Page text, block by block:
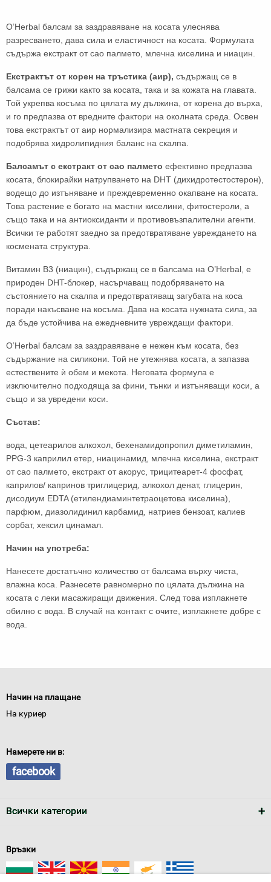
O’Herbal балсам за заздравяване на косата улеснява
разресването, дава сила и еластичност на косата. Формулата
съдържа екстракт от сао палмето, млечна киселина и ниацин.
Екстрактът от корен на тръстика (аир), съдържащ се в
балсама се грижи както за косата, така и за кожата на главата.
Той укрепва косъма по цялата му дължина, от корена до върха,
и го предпазва от вредните фактори на околната среда. Освен
това екстрактът от аир нормализира мастната секреция и
подобрява хидролипидния баланс на скалпа.
Балсамът с екстракт от сао палмето ефективно предпазва
косата, блокирайки натрупването на DHT (дихидротестостерон),
водещо до изтъняване и преждевременно окапване на косата.
Това растение е богато на мастни киселини, фитостероли, а
също така и на антиоксиданти и противовъзпалителни агенти.
Всички те работят заедно за предотвратяване увреждането на
космената структура.
Витамин В3 (ниацин), съдържащ се в балсама на O’Herbal, е
природен DHT-блокер, насърчаващ подобряването на
състоянието на скалпа и предотвратяващ загубата на коса
поради накъсване на косъма. Дава на косата нужната сила, за
да бъде устойчива на ежедневните увреждащи фактори.
O’Herbal балсам за заздравяване е нежен към косата, без
съдържание на силикони. Той не утежнява косата, а запазва
естествените ѝ обем и мекота. Неговата формула е
изключително подходяща за фини, тънки и изтъняващи коси, а
също и за увредени коси.
Състав:
вода, цетеарилов алкохол, бехенамидопропил диметиламин,
PPG-3 каприлил етер, ниацинамид, млечна киселина, екстракт
от сао палмето, екстракт от акорус, трицитеарет-4 фосфат,
каприлов/ капринов триглицерид, алкохол денат, глицерин,
дисодиум EDTA (етилендиаминтетраоцетова киселина),
парфюм, диазолидинил карбамид, натриев бензоат, калиев
сорбат, хексил цинамал.
Начин на употреба:
Нанесете достатъчно количество от балсама върху чиста,
влажна коса. Разнесете равномерно по цялата дължина на
косата с леки масажиращи движения. След това изплакнете
обилно с вода. В случай на контакт с очите, изплакнете добре с
вода.
Начин на плащане
На куриер
Намерете ни в:
facebook
Всички категории
Връзки